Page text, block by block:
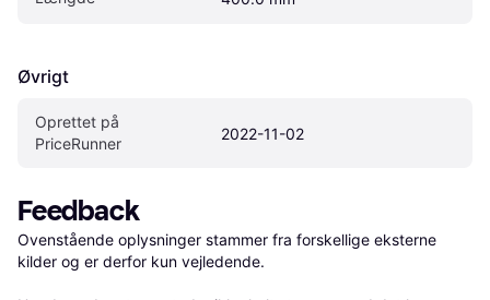
Øvrigt
Oprettet på
PriceRunner
2022-11-02
Feedback
Ovenstående oplysninger stammer fra forskellige eksterne
kilder og er derfor kun vejledende.